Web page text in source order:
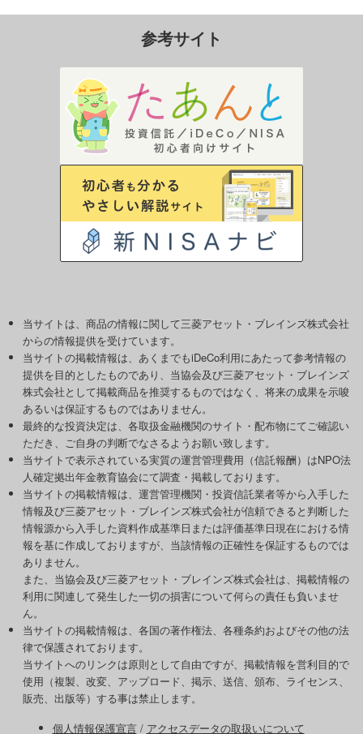
参考サイト
当サイトは、商品の情報に関して三菱アセット・ブレインズ株式会社
からの情報提供を受けています。
当サイトの掲載情報は、あくまでもiDeCo利用にあたって参考情報の
提供を目的としたものであり、当協会及び三菱アセット・ブレインズ
株式会社として掲載商品を推奨するものではなく、将来の成果を示唆
あるいは保証するものではありません。
最終的な投資決定は、各取扱金融機関のサイト・配布物にてご確認い
ただき、ご自身の判断でなさるようお願い致します。
当サイトで表示されている実質の運営管理費用（信託報酬）はNPO法
人確定拠出年金教育協会にて調査・掲載しております。
当サイトの掲載情報は、運営管理機関・投資信託業者等から入手した
情報及び三菱アセット・ブレインズ株式会社が信頼できると判断した
情報源から入手した資料作成基準日または評価基準日現在における情
報を基に作成しておりますが、当該情報の正確性を保証するものでは
ありません。
また、当協会及び三菱アセット・ブレインズ株式会社は、掲載情報の
利用に関連して発生した一切の損害について何らの責任も負いませ
ん。
当サイトの掲載情報は、各国の著作権法、各種条約およびその他の法
律で保護されております。
当サイトへのリンクは原則として自由ですが、掲載情報を営利目的で
使用（複製、改変、アップロード、掲示、送信、頒布、ライセンス、
販売、出版等）する事は禁止します。
個人情報保護宣言/ アクセスデータの取扱いについて